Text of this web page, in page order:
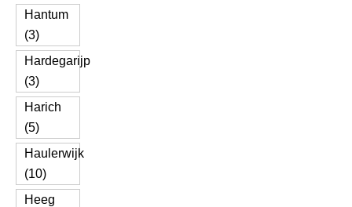
Hantum
(3)
Hardegarijp
(3)
Harich
(5)
Haulerwijk
(10)
Heeg